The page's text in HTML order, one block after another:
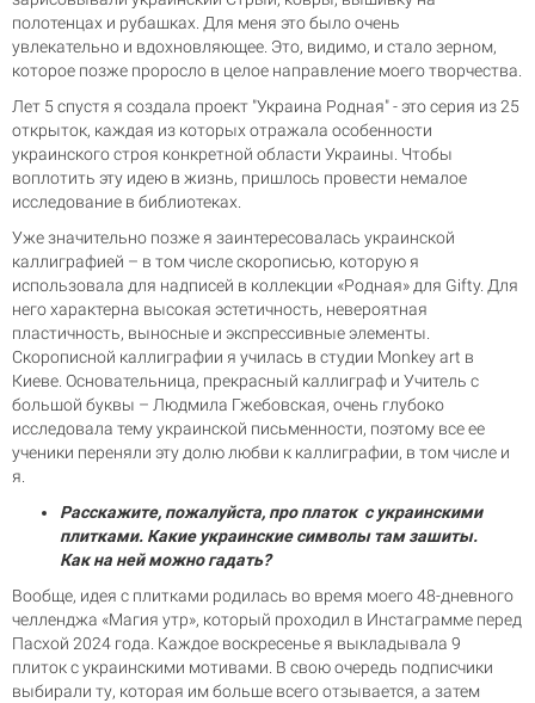
полотенцах и рубашках. Для меня это было очень
увлекательно и вдохновляющее. Это, видимо, и стало зерном,
которое позже проросло в целое направление моего творчества.
Лет 5 спустя я создала проект "Украина Родная" - это серия из 25
открыток, каждая из которых отражала особенности
украинского строя конкретной области Украины. Чтобы
воплотить эту идею в жизнь, пришлось провести немалое
исследование в библиотеках.
Уже значительно позже я заинтересовалась украинской
каллиграфией – в том числе скорописью, которую я
использовала для надписей в коллекции «Родная» для Gifty. Для
него характерна высокая эстетичность, невероятная
пластичность, выносные и экспрессивные элементы.
Скорописной каллиграфии я училась в студии Monkey art в
Киеве. Основательница, прекрасный каллиграф и Учитель с
большой буквы – Людмила Гжебовская, очень глубоко
исследовала тему украинской письменности, поэтому все ее
ученики переняли эту долю любви к каллиграфии, в том числе и
я.
Расскажите, пожалуйста, про платок с украинскими
плитками. Какие украинские символы там зашиты.
Как на ней можно гадать?
Вообще, идея с плитками родилась во время моего 48-дневного
челленджа «Магия утр», который проходил в Инстаграмме перед
Пасхой 2024 года. Каждое воскресенье я выкладывала 9
плиток с украинскими мотивами. В свою очередь подписчики
выбирали ту, которая им больше всего отзывается, а затем